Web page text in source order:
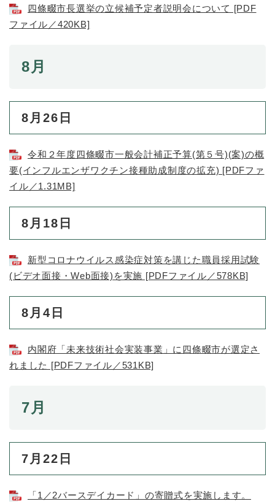
四條畷市長選挙の立候補予定者説明会について [PDF
ファイル／420KB]
8月
8月26日
令和２年度四條畷市一般会計補正予算(第５号)(案)の概
要(インフルエンザワクチン接種助成制度の拡充) [PDFファ
イル／1.31MB]
8月18日
新型コロナウイルス感染症対策を講じた職員採用試験
(ビデオ面接・Web面接)を実施 [PDFファイル／578KB]
8月4日
内閣府「未来技術社会実装事業」に四條畷市が選定さ
れました [PDFファイル／531KB]
7月
7月22日
「1／2バースデイカード」の寄贈式を実施します。